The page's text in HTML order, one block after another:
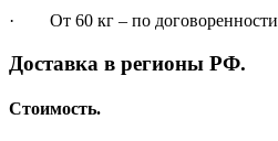
· От 60 кг – по договоренности
Доставка в регионы РФ.
Стоимость.